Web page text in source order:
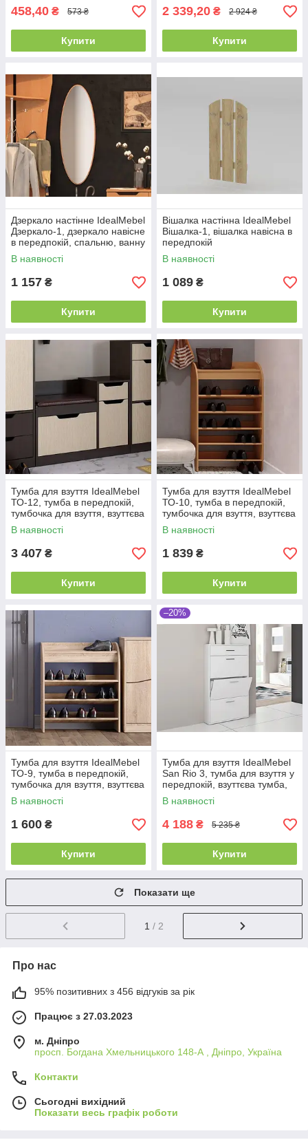
458,40 ₴ 573 ₴
Купити
2 339,20 ₴ 2 924 ₴
Купити
Дзеркало настінне IdealMebel
Дзеркало-1, дзеркало навісне
в передпокій, спальню, ванну
В наявності
1 157 ₴
Купити
Вішалка настінна IdealMebel
Вішалка-1, вішалка навісна в
передпокій
В наявності
1 089 ₴
Купити
Тумба для взуття IdealMebel
ТО-12, тумба в передпокій,
тумбочка для взуття, взуттєва
тумба
В наявності
3 407 ₴
Купити
Тумба для взуття IdealMebel
ТО-10, тумба в передпокій,
тумбочка для взуття, взуттєва
тумба
В наявності
1 839 ₴
Купити
Тумба для взуття IdealMebel
ТО-9, тумба в передпокій,
тумбочка для взуття, взуттєва
тумба
В наявності
1 600 ₴
Купити
–20%
Тумба для взуття IdealMebel
San Rio 3, тумба для взуття у
передпокій, взуттєва тумба,
тумбочка у передпокій
В наявності
4 188 ₴ 5 235 ₴
Купити
Показати ще
1 / 2
Про нас
95% позитивних з 456 відгуків за рік
Працює з 27.03.2023
м. Дніпро
просп. Богдана Хмельницького 148-А , Дніпро, Україна
Контакти
Сьогодні вихідний
Показати весь графік роботи